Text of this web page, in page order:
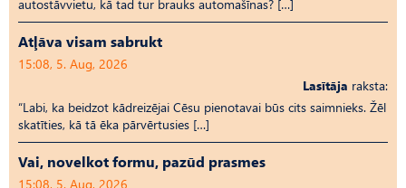
autostāvvietu, kā tad tur brauks automašīnas? […]
Atļāva visam sabrukt
15:08, 5. Aug, 2026
Lasītāja raksta:
“Labi, ka beidzot kādreizējai Cēsu pienotavai būs cits saimnieks. Žēl
skatīties, kā tā ēka pārvērtusies […]
Vai, novelkot formu, pazūd prasmes
15:08, 5. Aug, 2026